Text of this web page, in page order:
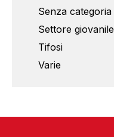
Senza categoria
Settore giovanile
Tifosi
Varie